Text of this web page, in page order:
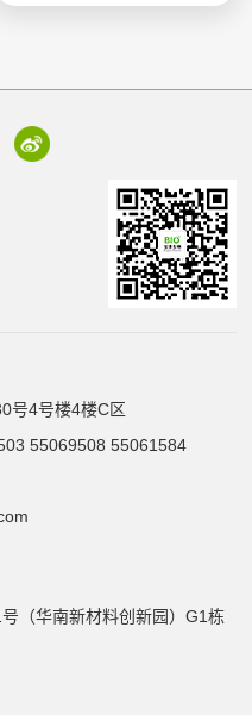
号4号楼4楼C区
55069508 55061584
（华南新材料创新园）G1栋